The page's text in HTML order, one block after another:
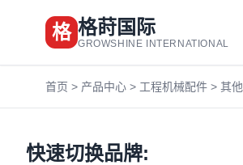
格 格莳国际
GROWSHINE INTERNATIONAL
首页 > 产品中心 > 工程机械配件 > 其他
快速切换品牌: